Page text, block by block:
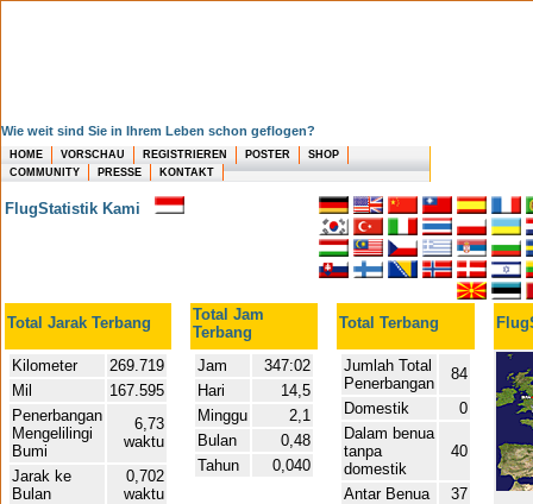
Wie weit sind Sie in Ihrem Leben schon geflogen?
HOME VORSCHAU REGISTRIEREN POSTER
SHOP
COMMUNITY
PRESSE KONTAKT
FlugStatistik Kami
Total Jarak Terbang
Total Jam
Terbang
Total Terbang
Kilometer
269.719
Mil
167.595
Penerbangan
Mengelilingi
Bumi
6,73
waktu
Jarak ke
Bulan
0,702
waktu
Jam
347:02
Hari
14,5
Minggu
2,1
Bulan
0,48
Tahun
0,040
Jumlah Total
Penerbangan
84
Domestik
0
Dalam benua
tanpa
domestik
40
Antar Benua
37